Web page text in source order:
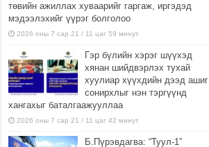
төвийн ажиллах хуваарийг гаргаж, иргэдэд
мэдээлэхийг үүрэг болголоо
2026 оны 7 сар 21 / 11 цаг 59 минут
Гэр бүлийн хэрэг шүүхэд
хянан шийдвэрлэх тухай
хуулиар хүүхдийн дээд ашиг
сонирхлыг нэн тэргүүнд
хангахыг баталгаажууллаа
2026 оны 7 сар 21 / 11 цаг 42 минут
Б.Пүрэвдагва: “Туул-1”